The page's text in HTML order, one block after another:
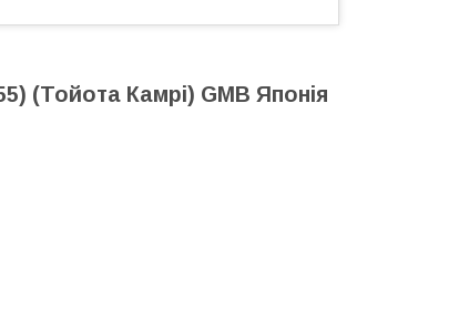
(Тойота Камрі) GMB Японія